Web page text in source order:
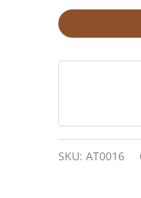
SKU: AT0016